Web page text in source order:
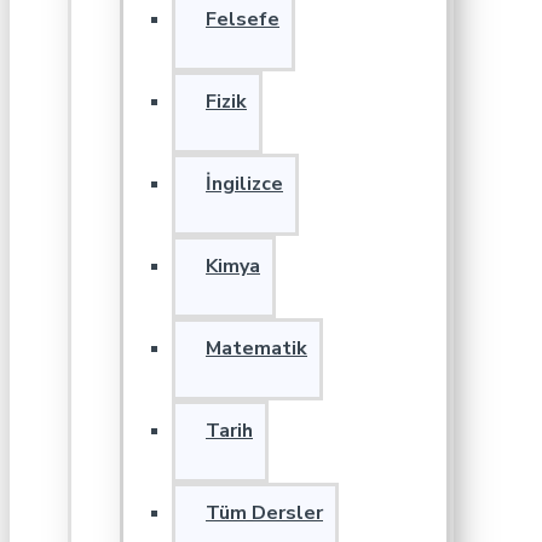
Felsefe
Fizik
İngilizce
Kimya
Matematik
Tarih
Tüm Dersler